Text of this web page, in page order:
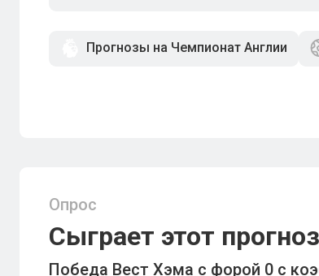
Прогнозы на Чемпионат Англии
Опрос
Сыграет этот
Победа Вест Хэма с форой 0 с